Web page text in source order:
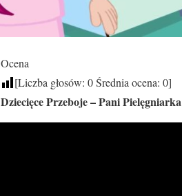
Ocena
[Liczba głosów: 0Średnia ocena: 0]
Dziecięce Przeboje – Pani Pielęgniarka